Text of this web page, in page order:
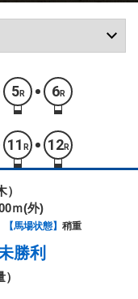
5R 6R
11 R 12R
ｍ(外)
【馬場状態】 稍重
勝利